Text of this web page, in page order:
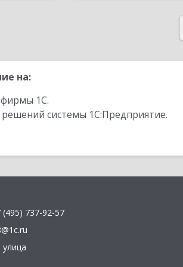
на:
1С.
системы 1С:Предприятие.
(495) 737-92-57
улица